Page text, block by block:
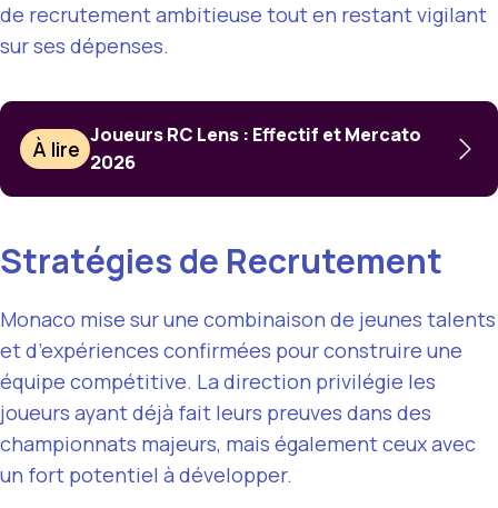
de recrutement ambitieuse tout en restant vigilant
sur ses dépenses.
À lire
Joueurs RC Lens : Effectif et Mercato
2026
Stratégies de Recrutement
Monaco mise sur une combinaison de jeunes talents
et d’expériences confirmées pour construire une
équipe compétitive. La direction privilégie les
joueurs ayant déjà fait leurs preuves dans des
championnats majeurs, mais également ceux avec
un fort potentiel à développer.